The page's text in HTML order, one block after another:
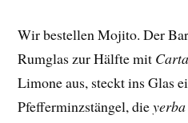
Wir bestellen Mojito. Der
Rumglas zur Hälfte mit
Limone aus, steckt ins Glas
Pfefferminzstängel, die